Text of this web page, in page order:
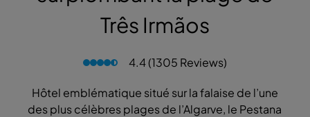
Três Irmãos
4.4 (1305 Reviews)
Hôtel emblématique situé sur la falaise de l’une
des plus célèbres plages de l’Algarve, le Pestana